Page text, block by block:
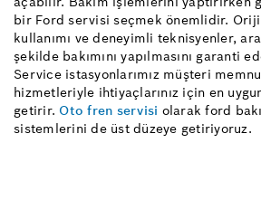
bir Ford servisi seçmek önemlidir.
kullanımı ve deneyimli teknisyenler,
şekilde bakımını yapılmasını garanti
Service istasyonlarımız müşteri
hizmetleriyle ihtiyaçlarınız için en
getirir. Oto fren servisi olarak ford
sistemlerini de üst düzeye getiriyoruz.